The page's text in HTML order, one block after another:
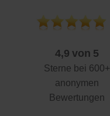
4,9 von 5
Sterne bei 600+
anonymen
Bewertungen